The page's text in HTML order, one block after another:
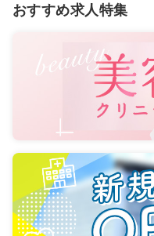
おすすめ求人特集